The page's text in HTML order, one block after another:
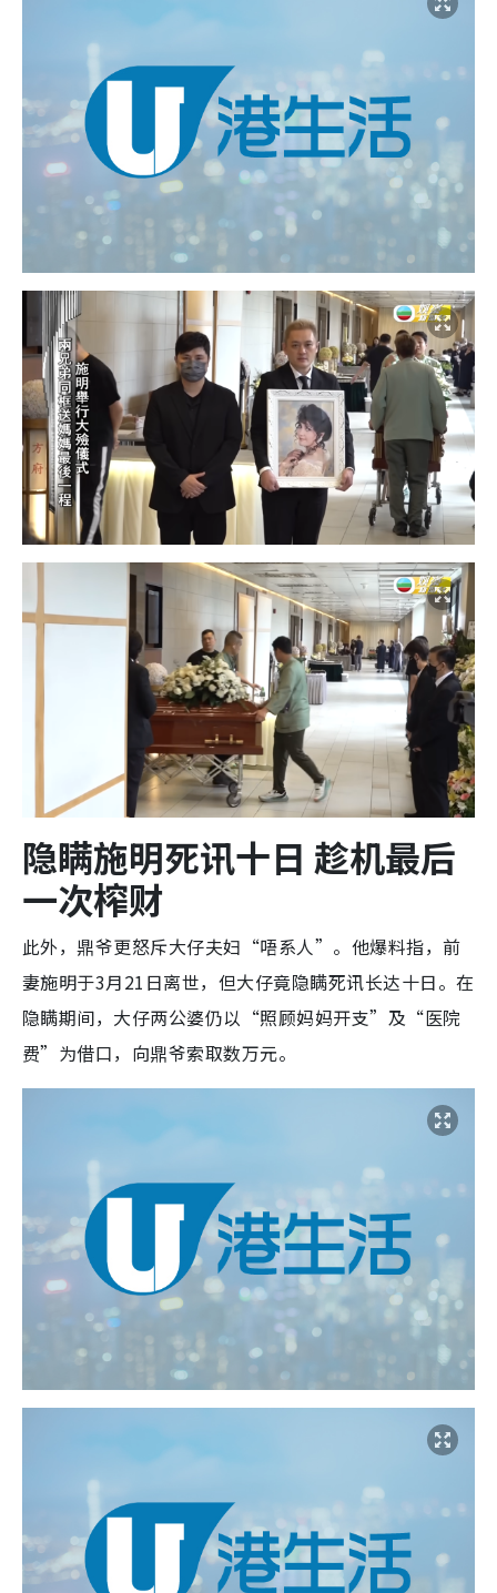
隐瞒施明死讯十日 趁机最后
一次榨财
此外，鼎爷更怒斥大仔夫妇“唔系人”。他爆料指，前
妻施明于3月21日离世，但大仔竟隐瞒死讯长达十日。在
隐瞒期间，大仔两公婆仍以“照顾妈妈开支”及“医院
费”为借口，向鼎爷索取数万元。